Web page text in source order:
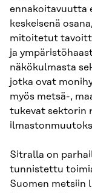
ennakoitavuutta
keskeisenä
mitoitetut
ja
näkökulmasta
jotka ovat
myös metsä-,
tukevat sektorin
Sitralla on
tunnistettu
Suomen